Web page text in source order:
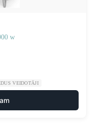
w
VEIDOTĀJI